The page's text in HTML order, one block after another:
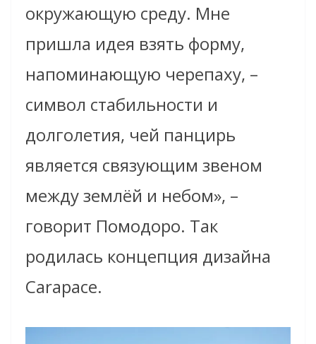
окружающую среду. Мне
пришла идея взять форму,
напоминающую черепаху, –
символ стабильности и
долголетия, чей панцирь
является связующим звеном
между землёй и небом», –
говорит Помодоро. Так
родилась концепция дизайна
Carapace.